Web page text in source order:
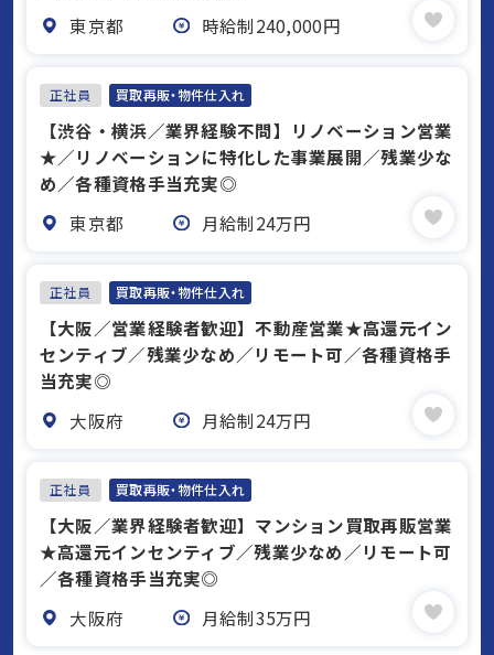
東京都
時給制240,000円
正社員 買取再販・物件仕入れ
【渋谷・横浜／業界経験不問】リノベーション営業
★／リノベーションに特化した事業展開／残業少な
め／各種資格手当充実◎
東京都
月給制24万円
正社員 買取再販・物件仕入れ
【大阪／営業経験者歓迎】不動産営業★高還元イン
センティブ／残業少なめ／リモート可／各種資格手
当充実◎
大阪府
月給制24万円
正社員 買取再販・物件仕入れ
【大阪／業界経験者歓迎】マンション買取再販営業
★高還元インセンティブ／残業少なめ／リモート可
／各種資格手当充実◎
大阪府
月給制35万円